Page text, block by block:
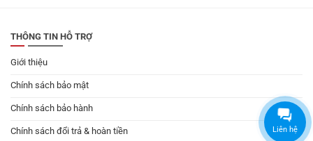
THÔNG TIN HỖ TRỢ
Giới thiệu
Chính sách bảo mật
Chính sách bảo hành
Chính sách đổi trả & hoàn tiền Liên hệ